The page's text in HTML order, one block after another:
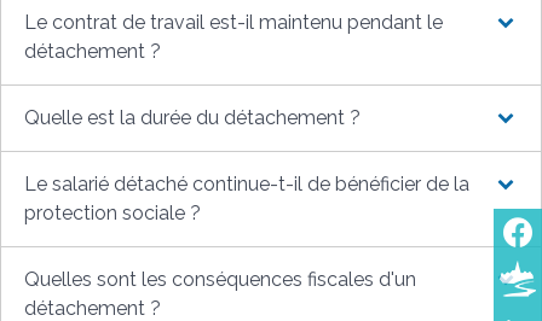
Le contrat de travail est-il maintenu pendant le
détachement ?
Quelle est la durée du détachement ?
Le salarié détaché continue-t-il de bénéficier de la
protection sociale ?
Quelles sont les conséquences fiscales d'un
détachement ?